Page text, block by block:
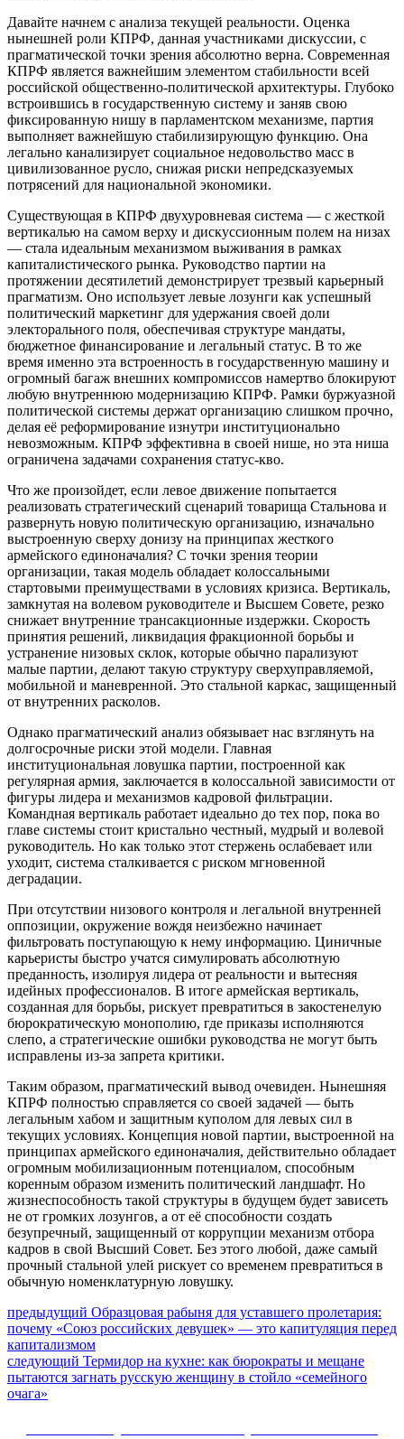
Давайте начнем с анализа текущей реальности. Оценка
нынешней роли КПРФ, данная участниками дискуссии, с
прагматической точки зрения абсолютно верна. Современная
КПРФ является важнейшим элементом стабильности всей
российской общественно-политической архитектуры. Глубоко
встроившись в государственную систему и заняв свою
фиксированную нишу в парламентском механизме, партия
выполняет важнейшую стабилизирующую функцию. Она
легально канализирует социальное недовольство масс в
цивилизованное русло, снижая риски непредсказуемых
потрясений для национальной экономики.
Существующая в КПРФ двухуровневая система — с жесткой
вертикалью на самом верху и дискуссионным полем на низах
— стала идеальным механизмом выживания в рамках
капиталистического рынка. Руководство партии на
протяжении десятилетий демонстрирует трезвый карьерный
прагматизм. Оно использует левые лозунги как успешный
политический маркетинг для удержания своей доли
электорального поля, обеспечивая структуре мандаты,
бюджетное финансирование и легальный статус. В то же
время именно эта встроенность в государственную машину и
огромный багаж внешних компромиссов намертво блокируют
любую внутреннюю модернизацию КПРФ. Рамки буржуазной
политической системы держат организацию слишком прочно,
делая её реформирование изнутри институционально
невозможным. КПРФ эффективна в своей нише, но эта ниша
ограничена задачами сохранения статус-кво.
Что же произойдет, если левое движение попытается
реализовать стратегический сценарий товарища Стальнова и
развернуть новую политическую организацию, изначально
выстроенную сверху донизу на принципах жесткого
армейского единоначалия? С точки зрения теории
организации, такая модель обладает колоссальными
стартовыми преимуществами в условиях кризиса. Вертикаль,
замкнутая на волевом руководителе и Высшем Совете, резко
снижает внутренние трансакционные издержки. Скорость
принятия решений, ликвидация фракционной борьбы и
устранение низовых склок, которые обычно парализуют
малые партии, делают такую структуру сверхуправляемой,
мобильной и маневренной. Это стальной каркас, защищенный
от внутренних расколов.
Однако прагматический анализ обязывает нас взглянуть на
долгосрочные риски этой модели. Главная
институциональная ловушка партии, построенной как
регулярная армия, заключается в колоссальной зависимости от
фигуры лидера и механизмов кадровой фильтрации.
Командная вертикаль работает идеально до тех пор, пока во
главе системы стоит кристально честный, мудрый и волевой
руководитель. Но как только этот стержень ослабевает или
уходит, система сталкивается с риском мгновенной
деградации.
При отсутствии низового контроля и легальной внутренней
оппозиции, окружение вождя неизбежно начинает
фильтровать поступающую к нему информацию. Циничные
карьеристы быстро учатся симулировать абсолютную
преданность, изолируя лидера от реальности и вытесняя
идейных профессионалов. В итоге армейская вертикаль,
созданная для борьбы, рискует превратиться в закостенелую
бюрократическую монополию, где приказы исполняются
слепо, а стратегические ошибки руководства не могут быть
исправлены из-за запрета критики.
Таким образом, прагматический вывод очевиден. Нынешняя
КПРФ полностью справляется со своей задачей — быть
легальным хабом и защитным куполом для левых сил в
текущих условиях. Концепция новой партии, выстроенной на
принципах армейского единоначалия, действительно обладает
огромным мобилизационным потенциалом, способным
коренным образом изменить политический ландшафт. Но
жизнеспособность такой структуры в будущем будет зависеть
не от громких лозунгов, а от её способности создать
безупречный, защищенный от коррупции механизм отбора
кадров в свой Высший Совет. Без этого любой, даже самый
прочный стальной улей рискует со временем превратиться в
обычную номенклатурную ловушку.
Навигация
по
записям
предыдущий Предыдущий
пост:
Образцовая рабыня для уставшего пролетария:
почему «Союз российских девушек» — это капитуляция перед
капитализмом
следующий Следующее
сообщение:
Термидор на кухне: как бюрократы и мещане
пытаются загнать русскую женщину в стойло «семейного
очага»